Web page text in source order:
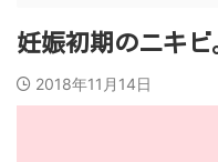
妊娠初期のニキビ
2018年11月14日